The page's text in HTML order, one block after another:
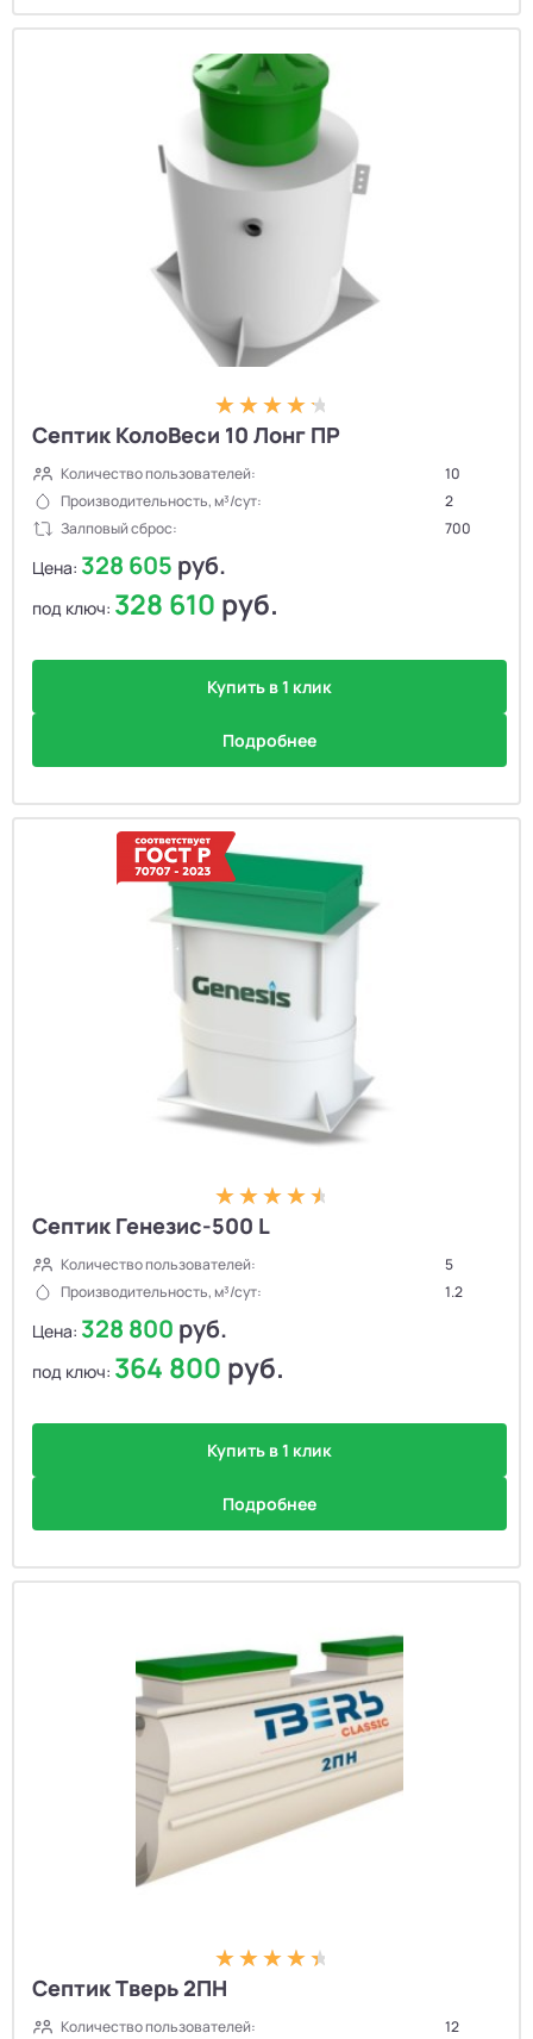
Септик КолоВеси 10 Лонг ПР
Количество пользователей:
10
Производительность, м³/сут:
2
Залповый сброс:
700
Цена: 328 605 руб.
под ключ: 328 610 руб.
Купить в 1 клик
Подробнее
Септик Генезис-500 L
Количество пользователей:
5
Производительность, м³/сут:
1.2
Цена: 328 800 руб.
под ключ: 364 800 руб.
Купить в 1 клик
Подробнее
Септик Тверь 2ПН
Количество пользователей:
12